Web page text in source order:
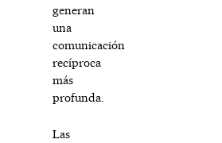
generan
una
comunicación
recíproca
más
profunda.
Las